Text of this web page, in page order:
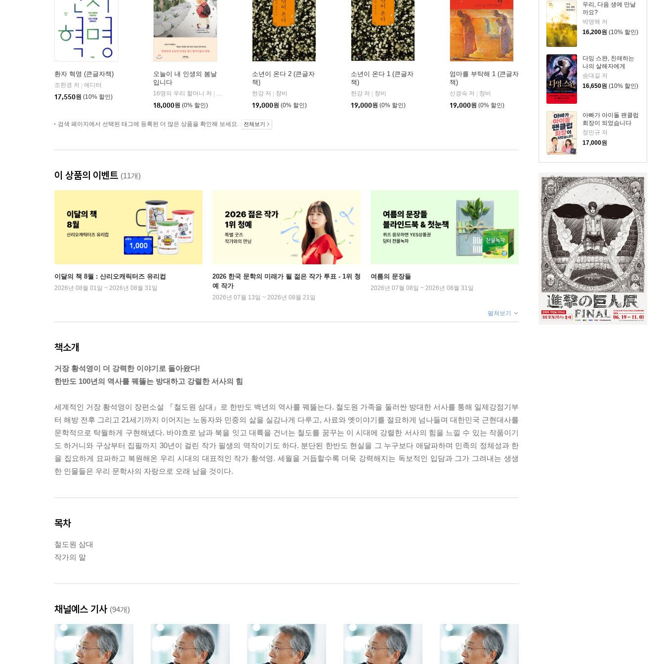
우리, 다음 생에 만날
까요?
박영해 저
16,200원 (10% 할인)
다잉 스완, 친애하는
나의 살해자에게
송대길 저
16,650원 (10% 할인)
아빠가 아이돌 팬클럽
회장이 되었습니다
정민규 저
17,000원
환자 혁명 (큰글자책)
조한경 저
에디터
17,550원 (10% 할인)
오늘이 내 인생의 봄날
입니다
16명의 우리 할머니 저
리더스원
18,000원 (0% 할인)
소년이 온다 2 (큰글자
책)
한강 저
창비
19,000원 (0% 할인)
소년이 온다 1 (큰글자
책)
한강 저
창비
19,000원 (0% 할인)
엄마를 부탁해 1 (큰글자
책)
신경숙 저
창비
19,000원 (0% 할인)
검색 페이지에서 선택된 태그에 등록된 더 많은 상품을 확인해 보세요. 전체보기
이 상품의 이벤트 (11개)
이달의 책 8월 : 산리오캐릭터즈 유리컵
2026년 08월 01일 ~ 2026년 08월 31일
2026 한국 문학의 미래가 될 젊은 작가 투표 - 1위 청
예 작가
2026년 07월 13일 ~ 2026년 08월 21일
여름의 문장들
2026년 07월 08일 ~ 2026년 08월 31일
펼쳐보기
책소개
거장 황석영이 더 강력한 이야기로 돌아왔다!
한반도 100년의 역사를 꿰뚫는 방대하고 강렬한 서사의 힘
세계적인 거장 황석영이 장편소설 『철도원 삼대』로 한반도 백년의 역사를 꿰뚫는다. 철도원 가족을 둘러싼 방대한 서사를 통해 일제강점기부
터 해방 전후 그리고 21세기까지 이어지는 노동자와 민중의 삶을 실감나게 다루고, 사료와 옛이야기를 절묘하게 넘나들며 대한민국 근현대사를
문학적으로 탁월하게 구현해냈다. 바야흐로 남과 북을 잇고 대륙을 건너는 철도를 꿈꾸는 이 시대에 강렬한 서사의 힘을 느낄 수 있는 작품이기
도 하거니와 구상부터 집필까지 30년이 걸린 작가 필생의 역작이기도 하다. 분단된 한반도 현실을 그 누구보다 애달파하며 민족의 정체성과 한
을 집요하게 묘파하고 복원해온 우리 시대의 대표적인 작가 황석영. 세월을 거듭할수록 더욱 강력해지는 독보적인 입담과 그가 그려내는 생생
한 인물들은 우리 문학사의 자랑으로 오래 남을 것이다.
목차
철도원 삼대
작가의 말
채널예스 기사 (94개)